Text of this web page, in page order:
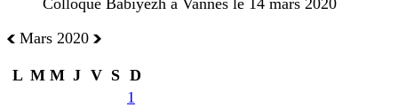
Colloque Babiyezh à Vannes le 14 mars 2020
Mars 2020
L M M J V S D
1